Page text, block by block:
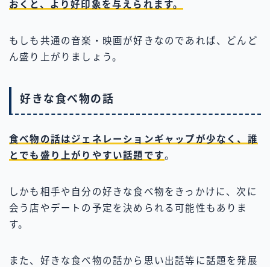
おくと、より好印象を与えられます。
もしも共通の音楽・映画が好きなのであれば、どんど
ん盛り上がりましょう。
好きな食べ物の話
食べ物の話はジェネレーションギャップが少なく、誰
とでも盛り上がりやすい話題です。
しかも相手や自分の好きな食べ物をきっかけに、次に
会う店やデートの予定を決められる可能性もありま
す。
また、好きな食べ物の話から思い出話等に話題を発展